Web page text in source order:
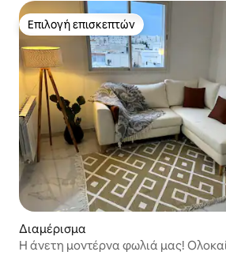
Επιλογή επισκεπτών
Επιλογή επισκεπτών
Διαμέρισμα
Η άνετη μοντέρνα φωλιά μας!